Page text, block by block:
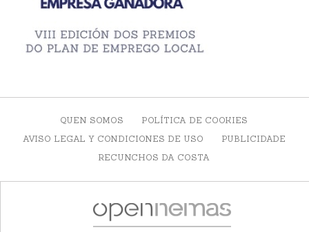
QUEN SOMOS
POLÍTICA DE COOKIES
AVISO LEGAL Y CONDICIONES DE USO
PUBLICIDADE
RECUNCHOS DA COSTA